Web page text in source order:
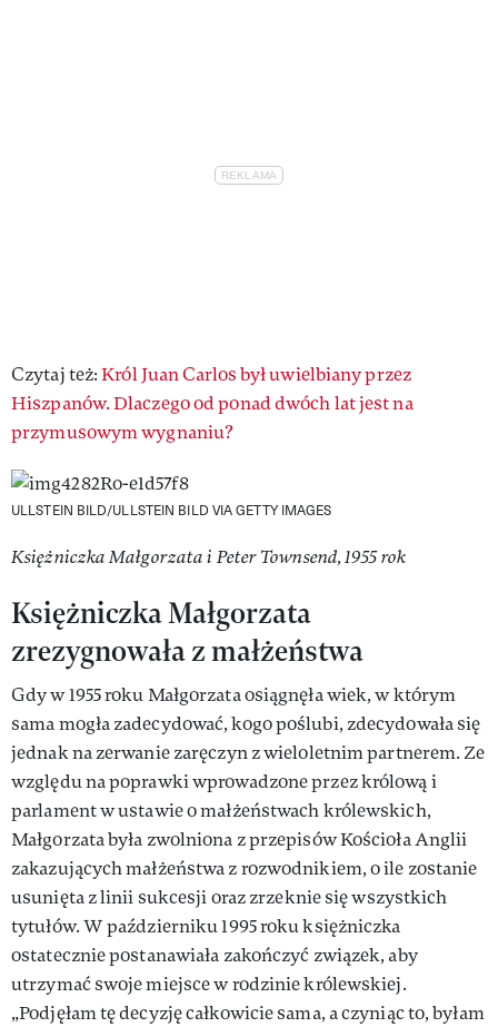
Czytaj też:Król Juan Carlos był uwielbiany przez
Hiszpanów. Dlaczego od ponad dwóch lat jest na
przymusowym wygnaniu?
ULLSTEIN BILD/ULLSTEIN BILD VIA GETTY IMAGES
Księżniczka Małgorzata i Peter Townsend, 1955 rok
Księżniczka Małgorzata
zrezygnowała z małżeństwa
Gdy w 1955 roku Małgorzata osiągnęła wiek, w którym
sama mogła zadecydować, kogo poślubi, zdecydowała się
jednak na zerwanie zaręczyn z wieloletnim partnerem. Ze
względu na poprawki wprowadzone przez królową i
parlament w ustawie o małżeństwach królewskich,
Małgorzata była zwolniona z przepisów Kościoła Anglii
zakazujących małżeństwa z rozwodnikiem, o ile zostanie
usunięta z linii sukcesji oraz zrzeknie się wszystkich
tytułów. W październiku 1995 roku księżniczka
ostatecznie postanawiała zakończyć związek, aby
utrzymać swoje miejsce w rodzinie królewskiej.
„Podjęłam tę decyzję całkowicie sama, a czyniąc to, byłam